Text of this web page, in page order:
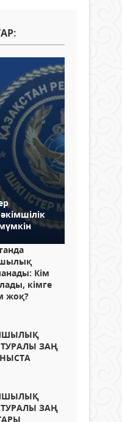
Кім
кімге
жоқ?
ЗАҢ
ЗАҢ